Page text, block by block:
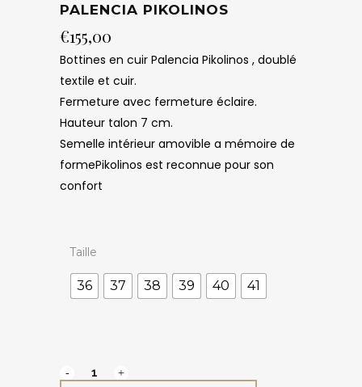
PALENCIA PIKOLINOS
€155,00
Bottines en cuir Palencia Pikolinos , doublé
textile et cuir.
Fermeture avec fermeture éclaire.
Hauteur talon 7 cm.
Semelle intérieur amovible a mémoire de
formePikolinos est reconnue pour son
confort
Taille
36 37 38 39 40 41